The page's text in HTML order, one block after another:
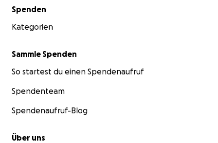
Sekundärmenü
Spenden
Kategorien
Sammle Spenden
So startest du einen Spendenaufruf
Spendenteam
Spendenaufruf-Blog
Über uns